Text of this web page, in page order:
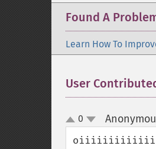
Found A
Learn How To
User
up
down
0